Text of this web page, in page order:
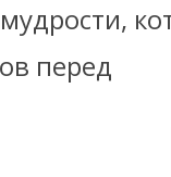
перед